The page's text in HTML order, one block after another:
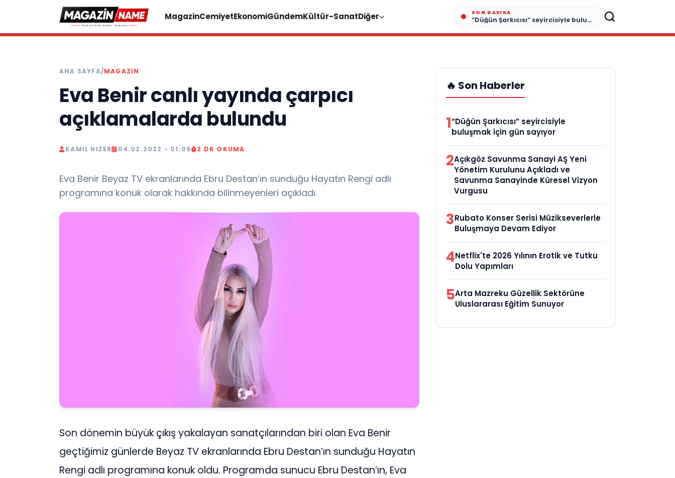
MagazinCemiyetEkonomiGündemKültür-SanatDiğer SON DAKIKA
“Düğün Şarkıcısı” seyircisiyle buluşmak için gün sayıyor
ANA SAYFA/MAGAZIN
Eva Benir canlı yayında çarpıcı
açıklamalarda bulundu
KAMIL HIZER 04.02.2022 - 01:09 2 DK OKUMA
Eva Benir Beyaz TV ekranlarında Ebru Destan’ın sunduğu Hayatın Rengi adlı
programına konuk olarak hakkında bilinmeyenleri açıkladı.
Son dönemin büyük çıkış yakalayan sanatçılarından biri olan Eva Benir
geçtiğimiz günlerde Beyaz TV ekranlarında Ebru Destan’ın sunduğu Hayatın
Rengi adlı programına konuk oldu. Programda sunucu Ebru Destan’ın, Eva
🔥 Son Haberler
1“Düğün Şarkıcısı” seyircisiyle
buluşmak için gün sayıyor
2Açıkgöz Savunma Sanayi AŞ Yeni
Yönetim Kurulunu Açıkladı ve
Savunma Sanayinde Küresel Vizyon
Vurgusu
3Rubato Konser Serisi Müzikseverlerle
Buluşmaya Devam Ediyor
4Netflix'te 2026 Yılının Erotik ve Tutku
Dolu Yapımları
5Arta Mazreku Güzellik Sektörüne
Uluslararası Eğitim Sunuyor